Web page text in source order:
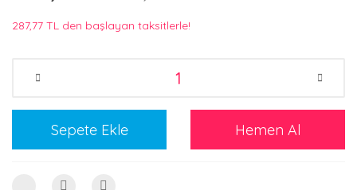
287,77 TL den başlayan taksitlerle!
Sepete Ekle Hemen Al